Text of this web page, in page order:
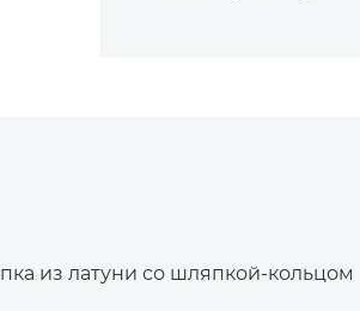
из латуни со шляпкой-кольцом